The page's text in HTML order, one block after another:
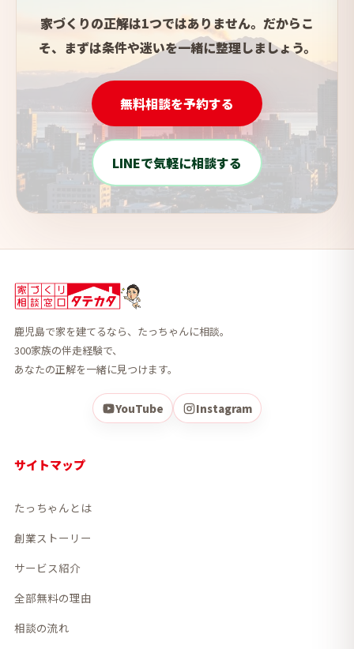
家づくりの正解は1つではありません。だからこ
そ、まずは条件や迷いを一緒に整理しましょう。
無料相談を予約する
LINEで気軽に相談する
鹿児島で家を建てるなら、たっちゃんに相談。
300家族の伴走経験で、
あなたの正解を一緒に見つけます。
YouTube Instagram
サイトマップ
たっちゃんとは
創業ストーリー
サービス紹介
全部無料の理由
相談の流れ